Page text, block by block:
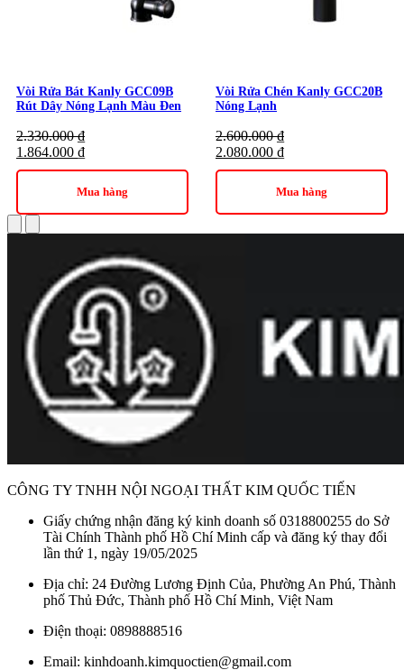
Vòi Rửa Bát Kanly GCC09B
Rút Dây Nóng Lạnh Màu Đen
2.330.000₫
1.864.000 ₫
Mua hàng
Vòi Rửa Chén Kanly GCC20B
Nóng Lạnh
2.600.000₫
2.080.000 ₫
Mua hàng
CÔNG TY TNHH NỘI NGOẠI THẤT KIM QUỐC TIẾN
Giấy chứng nhận đăng ký kinh doanh số 0318800255 do Sở
Tài Chính Thành phố Hồ Chí Minh cấp và đăng ký thay đổi
lần thứ 1, ngày 19/05/2025
Địa chỉ: 24 Đường Lương Định Của, Phường An Phú, Thành
phố Thủ Đức, Thành phố Hồ Chí Minh, Việt Nam
Điện thoại: 0898888516
Email: kinhdoanh.kimquoctien@gmail.com